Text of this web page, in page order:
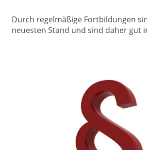
Durch regelmäßige Fortbildungen
neuesten Stand und sind daher gut